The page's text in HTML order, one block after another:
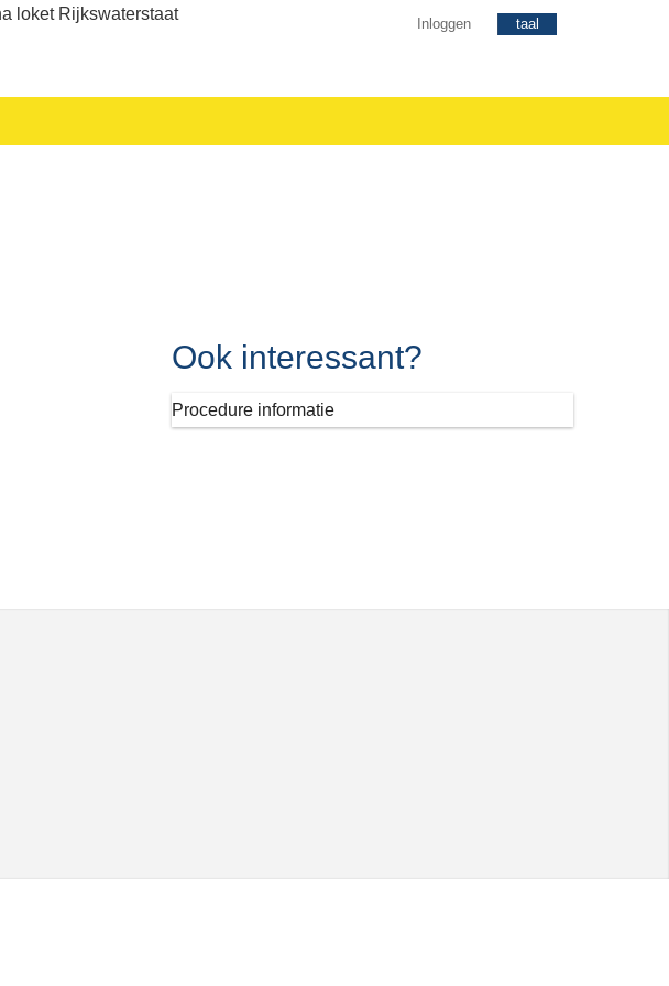
Inloggen taal
Ook interessant?
Procedure informatie